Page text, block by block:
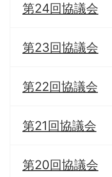
第24回協議会
第23回協議会
第22回協議会
第21回協議会
第20回協議会